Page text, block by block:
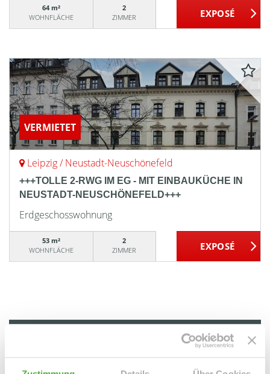
64 m²
WOHNFLÄCHE
2
ZIMMER
VERMIETET
Leipzig / Neustadt-Neuschönefeld
+++TOLLE 2-RWG IM EG - MIT EINBAUKÜCHE IN
NEUSTADT-NEUSCHÖNEFELD+++
Erdgeschosswohnung
53 m²
WOHNFLÄCHE
2
ZIMMER
Doberschütz
Duisburg / Duissern Düsseldorf Düsseldorf / Benrath